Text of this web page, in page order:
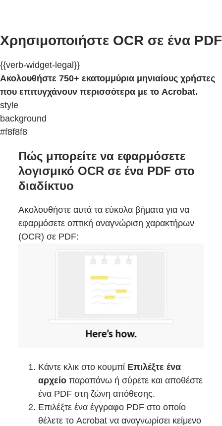
Χρησιμοποιήστε OCR σε ένα PDF
{{verb-widget-legal}}
Ακολουθήστε 750+ εκατομμύρια μηνιαίους χρήστες
που επιτυγχάνουν περισσότερα με το Acrobat.
style
background
#f8f8f8
Πώς μπορείτε να εφαρμόσετε
λογισμικό OCR σε ένα PDF στο
διαδίκτυο
Ακολουθήστε αυτά τα εύκολα βήματα για να
εφαρμόσετε οπτική αναγνώριση χαρακτήρων
(OCR) σε PDF:
Κάντε κλικ στο κουμπί Επιλέξτε ένα
αρχείο παραπάνω ή σύρετε και αποθέστε
ένα PDF στη ζώνη απόθεσης.
Επιλέξτε ένα έγγραφο PDF στο οποίο
θέλετε το Acrobat να αναγνωρίσει κείμενο